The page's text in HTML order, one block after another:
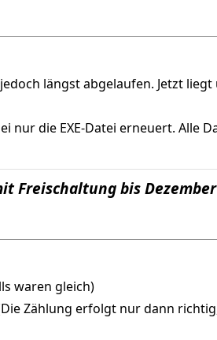
längst abgelaufen. Jetzt liegt
nur die EXE-Datei erneuert. Alle
Freischaltung bis Dezember
waren gleich)
Zählung erfolgt nur dann